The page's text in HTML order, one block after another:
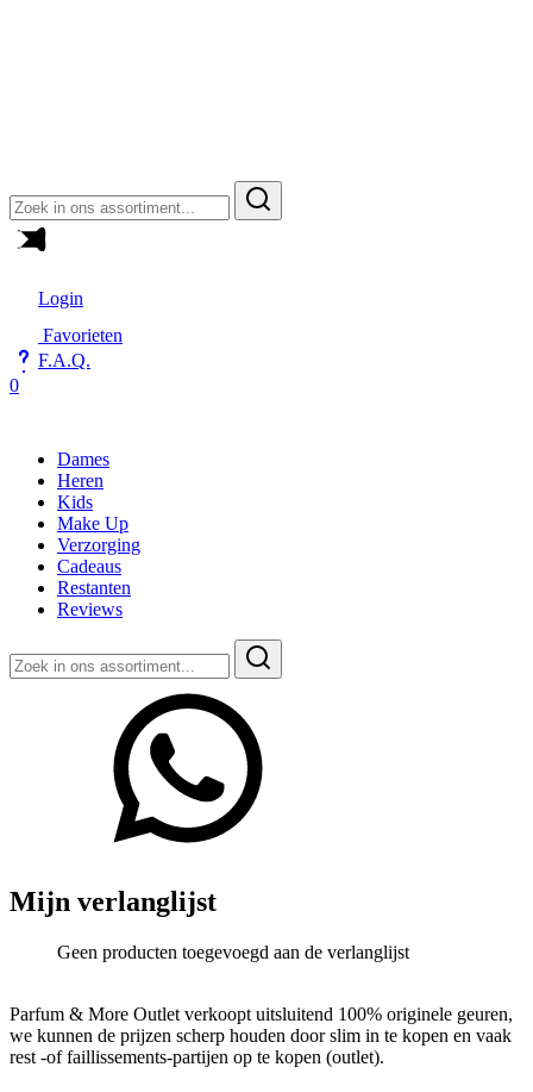
naar:
Login
Favorieten
F.A.Q.
0
Dames
Heren
Kids
Make Up
Verzorging
Cadeaus
Restanten
Reviews
naar:
Mijn verlanglijst
Geen producten toegevoegd aan de verlanglijst
Parfum & More Outlet verkoopt uitsluitend 100% originele geuren,
we kunnen de prijzen scherp houden door slim in te kopen en vaak
rest -of faillissements-partijen op te kopen (outlet).